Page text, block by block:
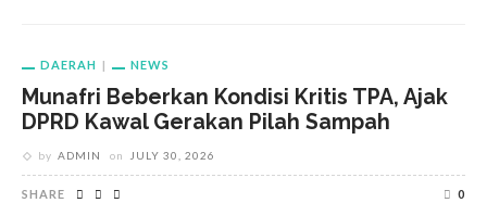
DAERAH NEWS
Munafri Beberkan Kondisi Kritis TPA, Ajak
DPRD Kawal Gerakan Pilah Sampah
by ADMIN on JULY 30, 2026
SHARE 0